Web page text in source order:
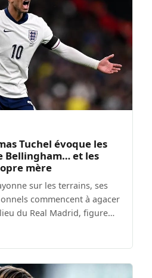
Tuchel évoque les
Bellingham… et les
mère
sur les terrains, ses
commencent à agacer
du Real Madrid, figure…